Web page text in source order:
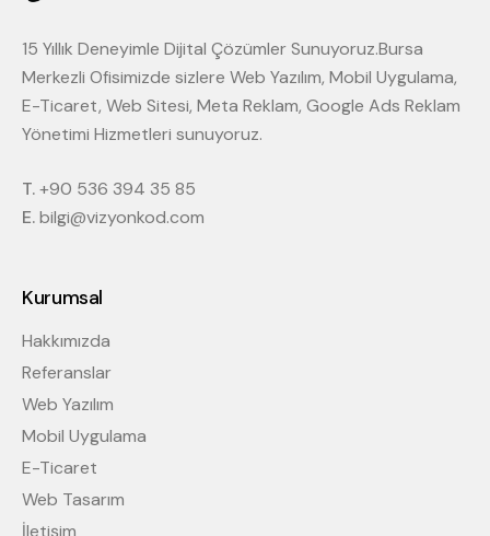
15 Yıllık Deneyimle Dijital Çözümler Sunuyoruz.Bursa
Merkezli Ofisimizde sizlere Web Yazılım, Mobil Uygulama,
E-Ticaret, Web Sitesi, Meta Reklam, Google Ads Reklam
Yönetimi Hizmetleri sunuyoruz.
T.+90 536 394 35 85
E.bilgi@vizyonkod.com
Kurumsal
Hakkımızda
Referanslar
Web Yazılım
Mobil Uygulama
E-Ticaret
Web Tasarım
İletişim